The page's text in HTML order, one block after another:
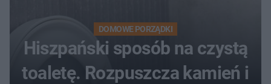
DOMOWE PORZĄDKI
Hiszpański sposób na czystą
toaletę. Rozpuszcza kamień i